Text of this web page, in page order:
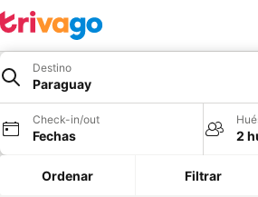
Destino
Paraguay
Check-in/out
Fechas 2
Ordenar Filtrar